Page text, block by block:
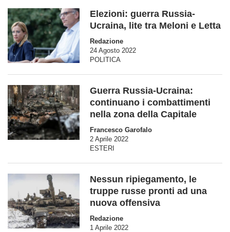
Elezioni: guerra Russia-
Ucraina, lite tra Meloni e Letta
Redazione
24 Agosto 2022
POLITICA
Guerra Russia-Ucraina:
continuano i combattimenti
nella zona della Capitale
Francesco Garofalo
2 Aprile 2022
ESTERI
Nessun ripiegamento, le
truppe russe pronti ad una
nuova offensiva
Redazione
1 Aprile 2022